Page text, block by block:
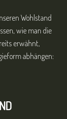
Wohlstand
wie man die
erwähnt,
abhängen: